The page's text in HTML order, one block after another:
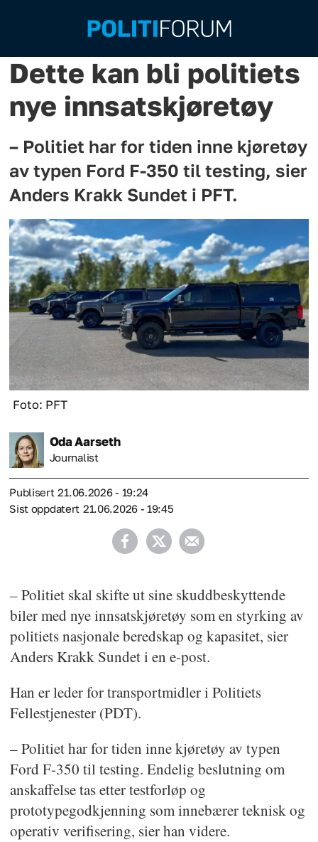
Dette kan bli politiets
nye innsatskjøretøy
– Politiet har for tiden inne kjøretøy
av typen Ford F-350 til testing, sier
Anders Krakk Sundet i PFT.
Foto: PFT
OdaAarseth
Journalist
Publisert
21.06.2026 - 19:24
Sist oppdatert
21.06.2026 - 19:45
– Politiet skal skifte ut sine skuddbeskyttende
biler med nye innsatskjøretøy som en styrking av
politiets nasjonale beredskap og kapasitet, sier
Anders Krakk Sundet i en e-post.
Han er leder for transportmidler i Politiets
Fellestjenester (PDT).
– Politiet har for tiden inne kjøretøy av typen
Ford F-350 til testing. Endelig beslutning om
anskaffelse tas etter testforløp og
prototypegodkjenning som innebærer teknisk og
operativ verifisering, sier han videre.